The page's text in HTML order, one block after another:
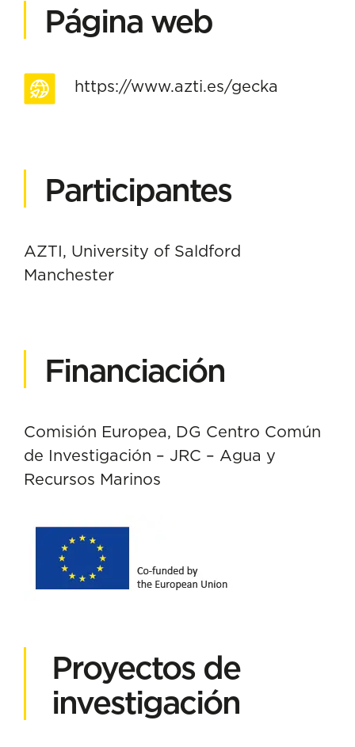
Página web
https://www.azti.es/gecka
Participantes
AZTI, University of Saldford
Manchester
Financiación
Comisión Europea, DG Centro Común
de Investigación – JRC – Agua y
Recursos Marinos
Proyectos de
investigación